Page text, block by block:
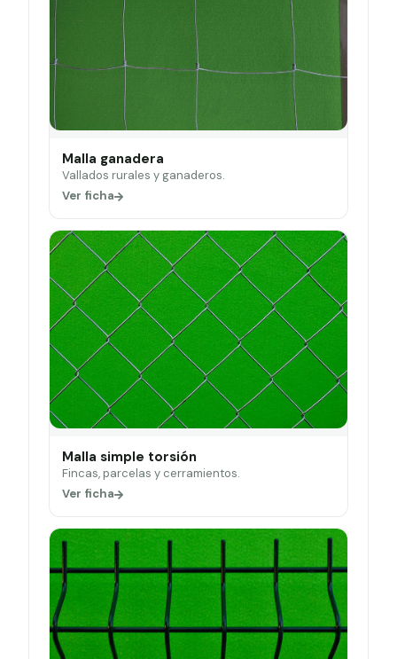
Malla ganadera
Vallados rurales y ganaderos.
Ver ficha
Malla simple torsión
Fincas, parcelas y cerramientos.
Ver ficha